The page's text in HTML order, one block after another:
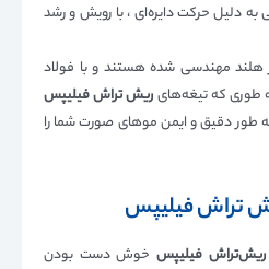
دلیل حرکت دایره‌ای ، با رویش و رشد
مهندسی شده هستند و با فولاد
طوری که تیغه‌های ریش تراش فیلیپس
طور دقیق و ایمن موهای صورت شما را
تراش فیلیپس
فیلیپسخوش دست بودن